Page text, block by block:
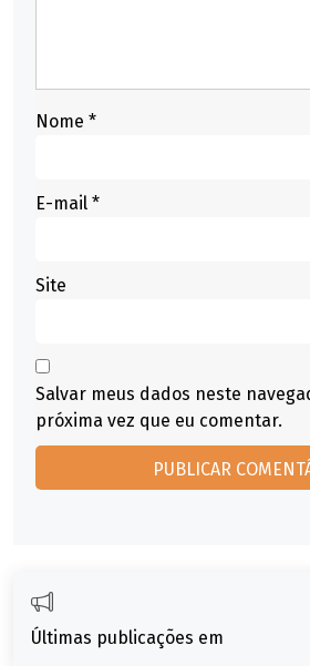
Nome *
E-mail *
Site
Salvar meus dados neste
próxima vez que eu comentar.
Últimas publicações em